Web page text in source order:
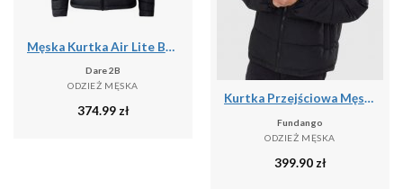
Męska Kurtka Air Lite Baffled Padded Jacket
Dare 2B
ODZIEŻ MĘSKA
374.99zł
Kurtka Przejściowa Męska Fundango Winton
Fundango
ODZIEŻ MĘSKA
399.90 zł